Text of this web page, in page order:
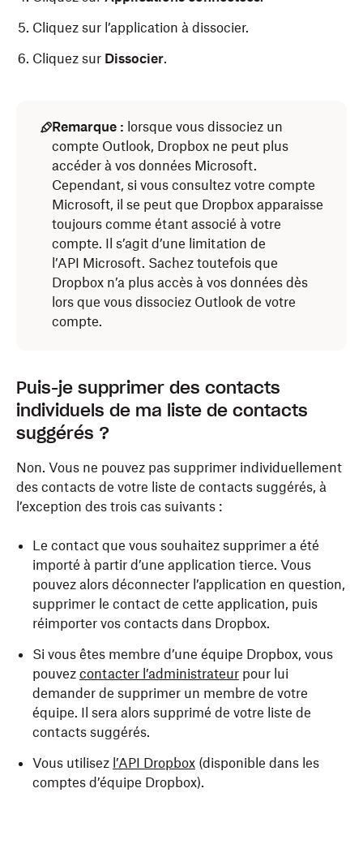
Cliquez sur l’application à dissocier.
Cliquez sur Dissocier.
Remarque : lorsque vous dissociez un
compte Outlook, Dropbox ne peut plus
accéder à vos données Microsoft.
Cependant, si vous consultez votre compte
Microsoft, il se peut que Dropbox apparaisse
toujours comme étant associé à votre
compte. Il s’agit d’une limitation de
l’API Microsoft. Sachez toutefois que
Dropbox n’a plus accès à vos données dès
lors que vous dissociez Outlook de votre
compte.
Puis-je supprimer des contacts
individuels de ma liste de contacts
suggérés ?
Non. Vous ne pouvez pas supprimer individuellement
des contacts de votre liste de contacts suggérés, à
l’exception des trois cas suivants :
Le contact que vous souhaitez supprimer a été
importé à partir d’une application tierce. Vous
pouvez alors déconnecter l’application en question,
supprimer le contact de cette application, puis
réimporter vos contacts dans Dropbox.
Si vous êtes membre d’une équipe Dropbox, vous
pouvez contacter l’administrateur pour lui
demander de supprimer un membre de votre
équipe. Il sera alors supprimé de votre liste de
contacts suggérés.
Vous utilisez l’API Dropbox (disponible dans les
comptes d’équipe Dropbox).